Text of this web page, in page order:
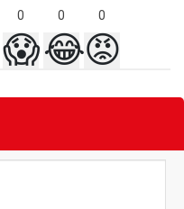
0 0 0
😱😂😡